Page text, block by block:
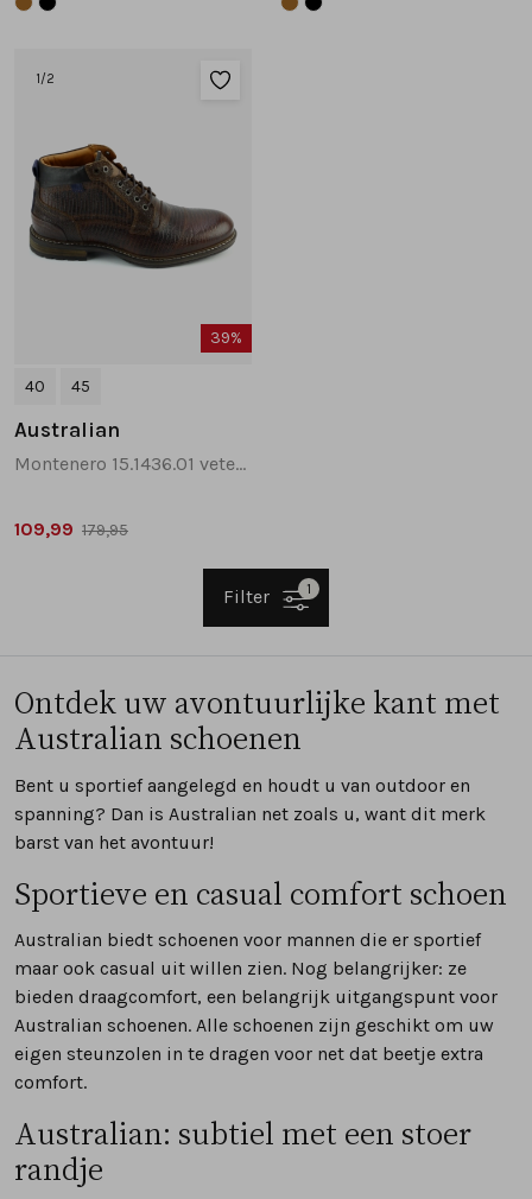
1 /2
39%
40 45
Australian
Montenero 15.1436.01 veterboots donkerbruin
109,99 179,95
1
Filter
Ontdek uw avontuurlijke kant met
Australian schoenen
Bent u sportief aangelegd en houdt u van outdoor en
spanning? Dan is Australian net zoals u, want dit merk
barst van het avontuur!
Sportieve en casual comfort schoen
Australian biedt schoenen voor mannen die er sportief
maar ook casual uit willen zien. Nog belangrijker: ze
bieden draagcomfort, een belangrijk uitgangspunt voor
Australian schoenen. Alle schoenen zijn geschikt om uw
eigen steunzolen in te dragen voor net dat beetje extra
comfort.
Australian: subtiel met een stoer
randje